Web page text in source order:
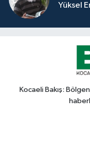
Yüksel
Kocaeli Bakış: